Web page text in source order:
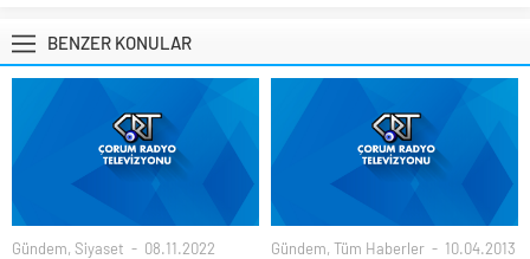
BENZER KONULAR
Gündem, Siyaset 08.11.2022 Gündem, Tüm Haberler 10.04.2013